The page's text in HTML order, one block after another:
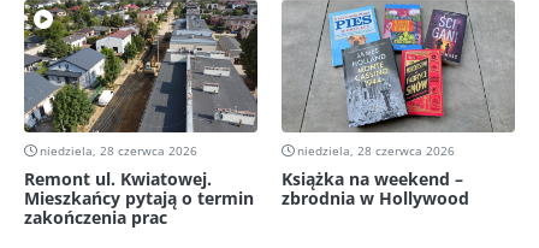
niedziela, 28 czerwca 2026
Remont ul. Kwiatowej.
Mieszkańcy pytają o termin
zakończenia prac
niedziela, 28 czerwca 2026
Książka na weekend –
zbrodnia w Hollywood